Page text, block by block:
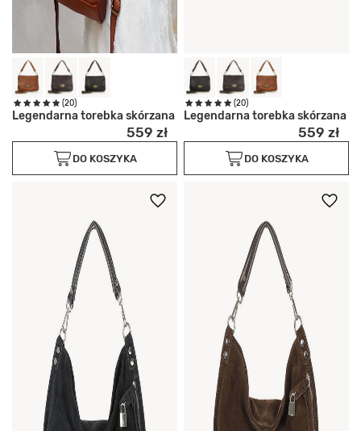
(20)
Legendarna torebka skórzana
559 zł
DO KOSZYKA
(20)
Legendarna torebka skórzana
559 zł
DO KOSZYKA